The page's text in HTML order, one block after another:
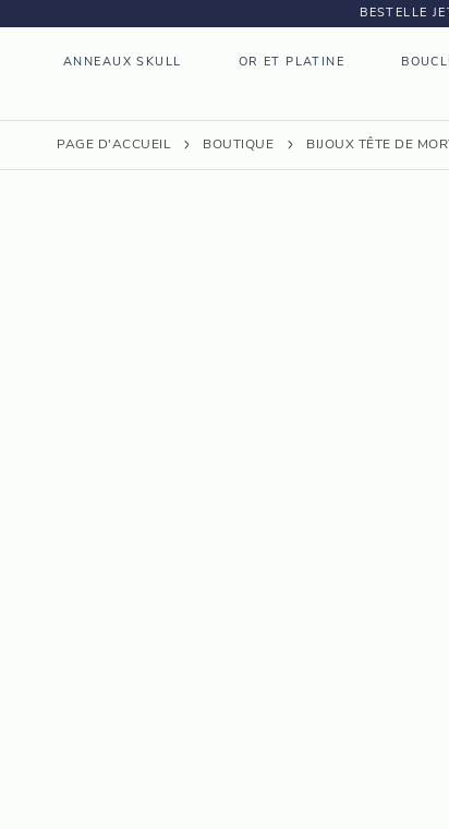
BESTELLE
ANNEAUX SKULL OR ET PLATINE
PAGE D'ACCUEIL BOUTIQUE BIJOUX TÊTE DE